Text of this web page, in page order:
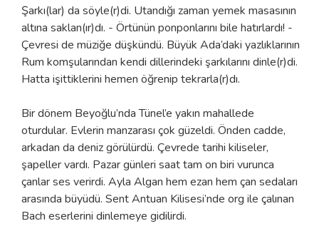
Şarkı(lar) da söyle(r)di. Utandığı zaman yemek masasının
altına saklan(ır)dı. - Örtünün ponponlarını bile hatırlardı! -
Çevresi de müziğe düşkündü. Büyük Ada’daki yazlıklarının
Rum komşularından kendi dillerindeki şarkılarını dinle(r)di.
Hatta işittiklerini hemen öğrenip tekrarla(r)dı.
Bir dönem Beyoğlu’nda Tünel’e yakın mahallede
oturdular. Evlerin manzarası çok güzeldi. Önden cadde,
arkadan da deniz görülürdü. Çevrede tarihi kiliseler,
şapeller vardı. Pazar günleri saat tam on biri vurunca
çanlar ses verirdi. Ayla Algan hem ezan hem çan sedaları
arasında büyüdü. Sent Antuan Kilisesi’nde org ile çalınan
Bach eserlerini dinlemeye gidilirdi.